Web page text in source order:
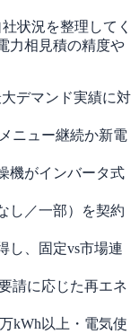
状況を整理してく
力相見積の精度や
デマンド実績に対
ニュー継続か新電
機がインバータ式
し／一部）を契約
し、固定vs市場連
請に応じた再エネ
kWh以上・電気使